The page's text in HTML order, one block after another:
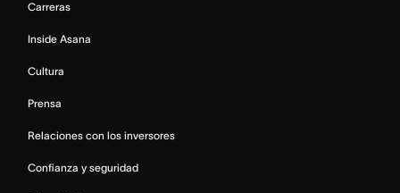
Carreras
Inside Asana
Cultura
Prensa
Relaciones con los inversores
Confianza y seguridad